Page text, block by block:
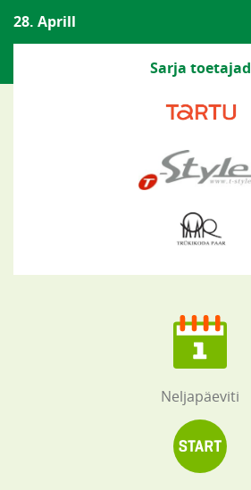
28. Aprill
Sarja toetajad
Neljapäeviti